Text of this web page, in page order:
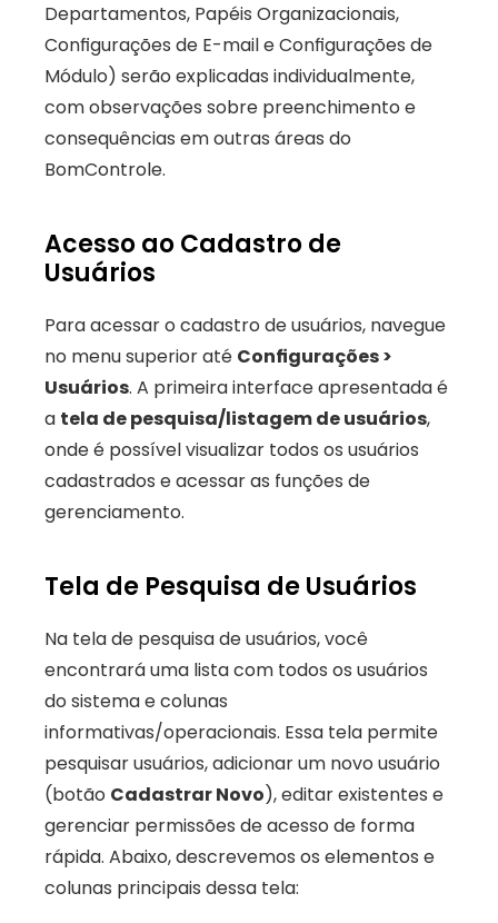
Departamentos, Papéis Organizacionais,
Configurações de E-mail e Configurações de
Módulo) serão explicadas individualmente,
com observações sobre preenchimento e
consequências em outras áreas do
BomControle.
Acesso ao Cadastro de
Usuários
Para acessar o cadastro de usuários, navegue
no menu superior até Configurações >
Usuários. A primeira interface apresentada é
a tela de pesquisa/listagem de usuários,
onde é possível visualizar todos os usuários
cadastrados e acessar as funções de
gerenciamento.
Tela de Pesquisa de Usuários
Na tela de pesquisa de usuários, você
encontrará uma lista com todos os usuários
do sistema e colunas
informativas/operacionais. Essa tela permite
pesquisar usuários, adicionar um novo usuário
(botão Cadastrar Novo), editar existentes e
gerenciar permissões de acesso de forma
rápida. Abaixo, descrevemos os elementos e
colunas principais dessa tela: